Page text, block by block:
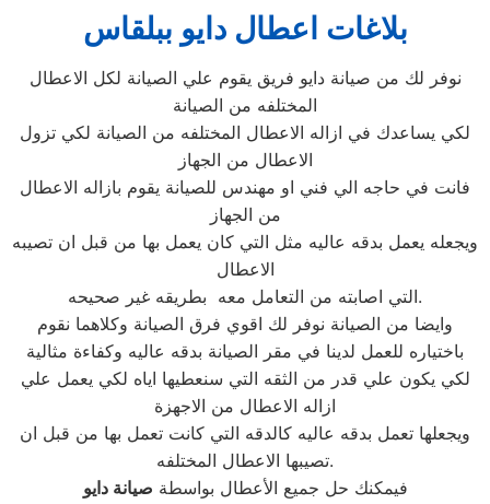
بلاغات اعطال دايو ببلقاس
نوفر لك من صيانة دايو فريق يقوم علي الصيانة لكل الاعطال
المختلفه من الصيانة
لكي يساعدك في ازاله الاعطال المختلفه من الصيانة لكي تزول
الاعطال من الجهاز
فانت في حاجه الي فني او مهندس للصيانة يقوم بازاله الاعطال
من الجهاز
ويجعله يعمل بدقه عاليه مثل التي كان يعمل بها من قبل ان تصيبه
الاعطال
التي اصابته من التعامل معه بطريقه غير صحيحه.
وايضا من الصيانة نوفر لك اقوي فرق الصيانة وكلاهما نقوم
باختياره للعمل لدينا في مقر الصيانة بدقه عاليه وكفاءة مثالية
لكي يكون علي قدر من الثقه التي سنعطيها اياه لكي يعمل علي
ازاله الاعطال من الاجهزة
ويجعلها تعمل بدقه عاليه كالدقه التي كانت تعمل بها من قبل ان
تصيبها الاعطال المختلفه.
فيمكنك حل جميع الأعطال بواسطة صيانة دايو